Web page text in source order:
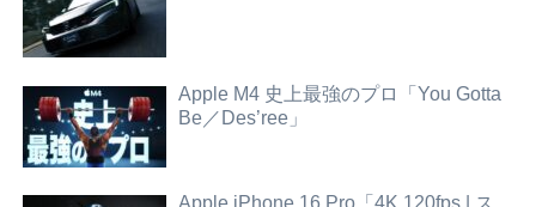
Apple M4 史上最強のプロ「You Gotta
Be／Des’ree」
Apple iPhone 16 Pro「4K 120fps | ス